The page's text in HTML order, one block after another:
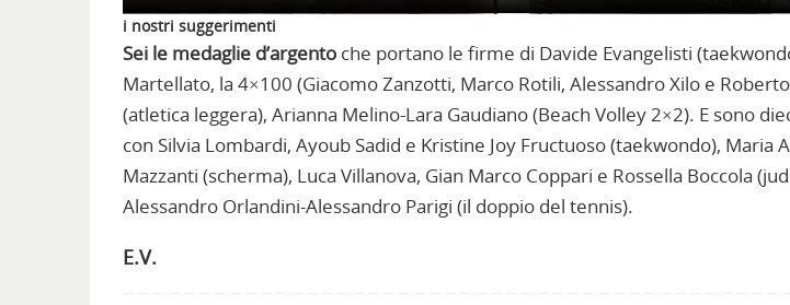
i nostri suggerimenti
Sei le medaglie d’argento che portano le firme di Davide Evangelisti
Martellato, la 4×100 (Giacomo Zanzotti, Marco Rotili, Alessandro Xilo e
(atletica leggera), Arianna Melino-Lara Gaudiano (Beach Volley 2×2). E sono
con Silvia Lombardi, Ayoub Sadid e Kristine Joy Fructuoso (taekwondo), Maria
Mazzanti (scherma), Luca Villanova, Gian Marco Coppari e Rossella Boccola
Alessandro Orlandini-Alessandro Parigi (il doppio del tennis).
E.V.